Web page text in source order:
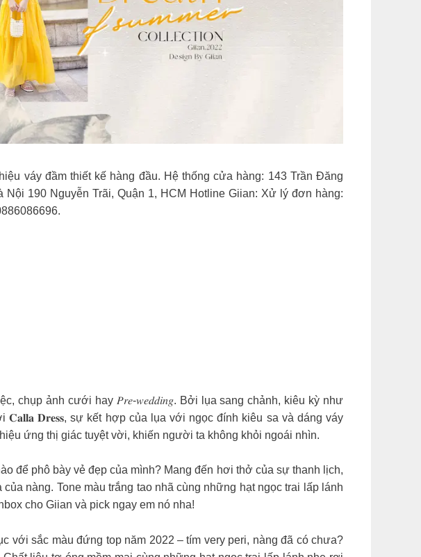
váy đầm thiết kế hàng đầu. Hệ thống cửa hàng: 143 Trần Đăng
190 Nguyễn Trãi, Quận 1, HCM Hotline Giian: Xử lý đơn hàng:
chụp ảnh cưới hay 𝑃𝑟𝑒-𝑤𝑒𝑑𝑑𝑖𝑛𝑔. Bởi lụa sang chảnh, kiêu kỳ như
𝐃𝐫𝐞𝐬𝐬, sự kết hợp của lụa với ngọc đính kiêu sa và dáng váy
ứng thị giác tuyệt vời, khiến người ta không khỏi ngoái nhìn.
để phô bày vẻ đẹp của mình? Mang đến hơi thở của sự thanh lịch,
nàng. Tone màu trắng tao nhã cùng những hạt ngọc trai lấp lánh
cho Giian và pick ngay em nó nha!
sắc màu đứng top năm 2022 – tím very peri, nàng đã có chưa?